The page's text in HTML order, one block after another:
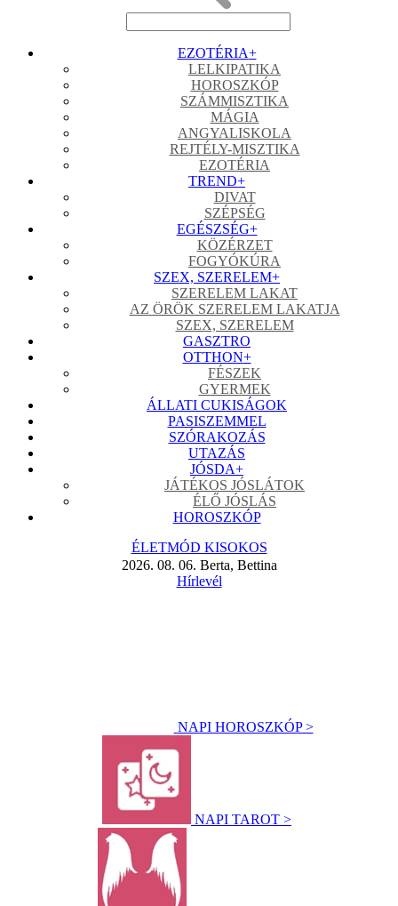
EZOTÉRIA+
LELKIPATIKA
HOROSZKÓP
SZÁMMISZTIKA
MÁGIA
ANGYALISKOLA
REJTÉLY-MISZTIKA
EZOTÉRIA
TREND+
DIVAT
SZÉPSÉG
EGÉSZSÉG+
KÖZÉRZET
FOGYÓKÚRA
SZEX, SZERELEM+
SZERELEM LAKAT
AZ ÖRÖK SZERELEM LAKATJA
SZEX, SZERELEM
GASZTRO
OTTHON+
FÉSZEK
GYERMEK
ÁLLATI CUKISÁGOK
PASISZEMMEL
SZÓRAKOZÁS
UTAZÁS
JÓSDA+
JÁTÉKOS JÓSLÁTOK
ÉLŐ JÓSLÁS
HOROSZKÓP
ÉLETMÓD KISOKOS
2026. 08. 06. Berta, Bettina
Hírlevél
NAPI HOROSZKÓP >
NAPI TAROT >